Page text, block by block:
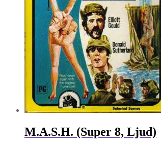
M.A.S.H. (Super 8, Ljud)